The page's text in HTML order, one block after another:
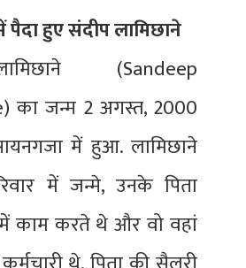
पैदा हुए संदीप लामिछाने
(Sandeep
का जन्म 2 अगस्त, 2000
में हुआ. लामिछाने
में जन्मे, उनके पिता
काम करते थे और वो वहां